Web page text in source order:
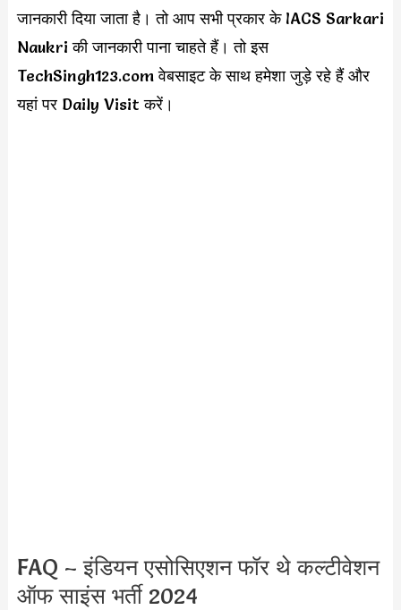
जानकारी दिया जाता है। तो आप सभी प्रकार के IACS Sarkari
Naukri की जानकारी पाना चाहते हैं। तो इस
TechSingh123.com वेबसाइट के साथ हमेशा जुड़े रहे हैं और
यहां पर Daily Visit करें।
FAQ – इंडियन एसोसिएशन फॉर थे कल्टीवेशन
ऑफ साइंस भर्ती 2024